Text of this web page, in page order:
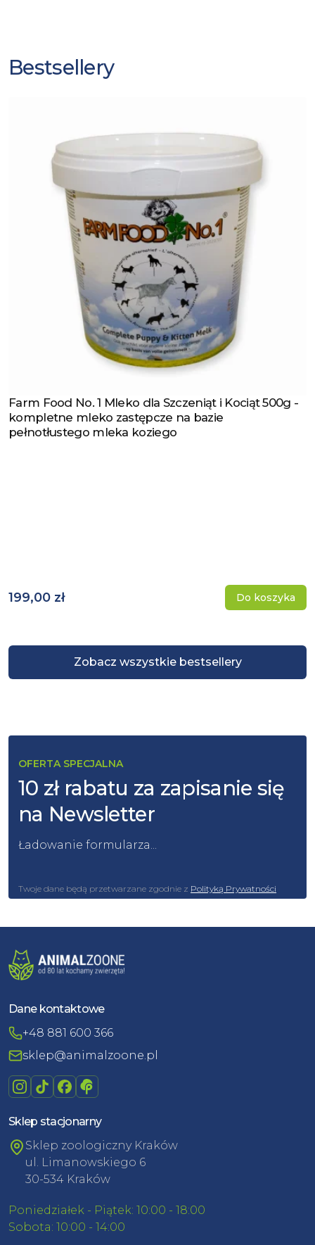
Bestsellery
Zobacz wszystkie bestsellery
Zobacz produkt
Farm Food No. 1 Mleko dla Szczeniąt i Kociąt 500g -
kompletne mleko zastępcze na bazie
pełnotłustego mleka koziego
199,00 zł Do koszyka
OFERTA SPECJALNA
10 zł rabatu za zapisanie się
na Newsletter
Ładowanie formularza...
Twoje dane będą przetwarzane zgodnie z Polityką Prywatności
Dane kontaktowe
+48 881 600 366
sklep@animalzoone.pl
Sklep stacjonarny
Sklep zoologiczny Kraków
ul. Limanowskiego 6
30-534 Kraków
Poniedziałek - Piątek: 10:00 - 18:00
Sobota: 10:00 - 14:00